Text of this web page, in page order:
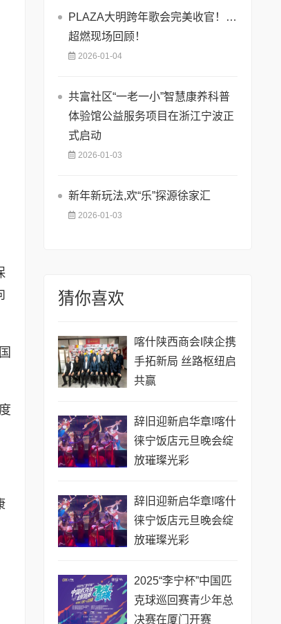
PLAZA大明跨年歌会完美收官！…
超燃现场回顾！
2026-01-04
共富社区“一老一小”智慧康养科普
体验馆公益服务项目在浙江宁波正
式启动
2026-01-03
新年新玩法,欢“乐”探源徐家汇
2026-01-03
猜你喜欢
喀什陕西商会I陕企携
手拓新局 丝路枢纽启
共赢
辞旧迎新启华章!喀什
徕宁饭店元旦晚会绽
放璀璨光彩
辞旧迎新启华章!喀什
徕宁饭店元旦晚会绽
放璀璨光彩
2025“李宁杯”中国匹
克球巡回赛青少年总
决赛在厦门开赛